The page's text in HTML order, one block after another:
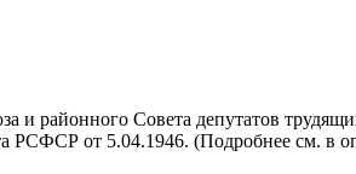
и районного Совета депутатов
РСФСР от 5.04.1946. (Подробнее см. в